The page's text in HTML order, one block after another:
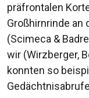
präfrontalen
Großhirnrinde an
(Scimeca &
wir (Wirzberger,
konnten so